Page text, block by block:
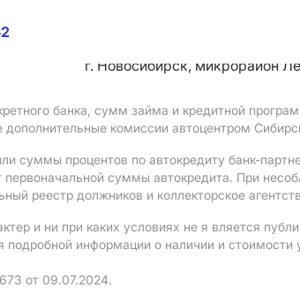
г. Новосибирск, микрорайон
банка, сумм займа и кредитной
комиссии автоцентром
суммы процентов по автокредиту банк-
суммы автокредита. При
реестр должников и коллекторское
и ни при каких условиях не я вляется
информации о наличии и стоимости
от 09.07.2024.